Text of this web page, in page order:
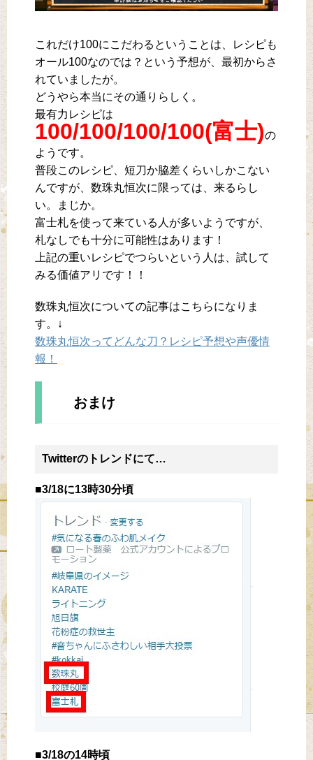
これだけ100にこだわるということは、レシピも
オール100なのでは？という予想が、最初からさ
れていましたが。
どうやら本当にその通りらしく。
最有力レシピは
100/100/100/100(富士)の
ようです。
普段このレシピ、短刀か脇差くらいしかこない
んですが、数珠丸恒次に限っては、来るらし
い。まじか。
富士札を使って来ている人が多いようですが、
札なしでも十分に可能性はあります！
上記の重いレシピでつらいという人は、試して
みる価値アリです！！
数珠丸恒次についての記事はこちらになりま
す。↓
数珠丸恒次ってどんな刀？レシピ予想や声優情
報！
おまけ
Twitterのトレンドにて…
■3/18に13時30分頃
■3/18の14時頃